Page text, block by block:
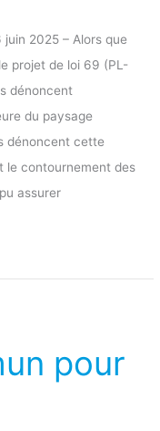
2025 – Alors que
projet de loi 69 (PL-
dénoncent
du paysage
dénoncent cette
le contournement des
assurer
pour